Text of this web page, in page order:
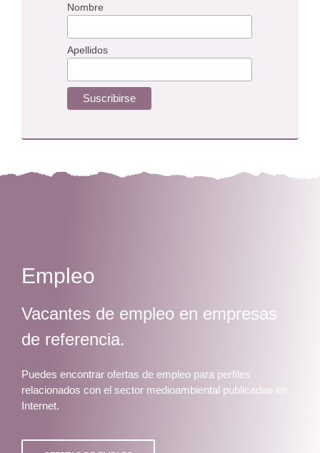
Nombre
Apellidos
Empleo
Vacantes de empleo en empresas
de referencia.
Puedes encontrar ofertas de empleo para perfiles
relacionados con el sector medioambiental publicadas en
Internet.